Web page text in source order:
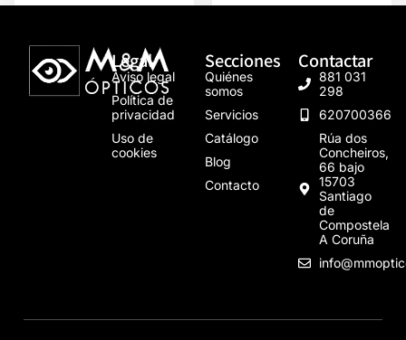
Legal
Aviso legal
Política de
privacidad
Uso de
cookies
Secciones
Quiénes
somos
Servicios
Catálogo
Blog
Contacto
Contactar
881 031
298
620700366
Rúa dos
Concheiros,
66 bajo
15703
Santiago
de
Compostela
A Coruña